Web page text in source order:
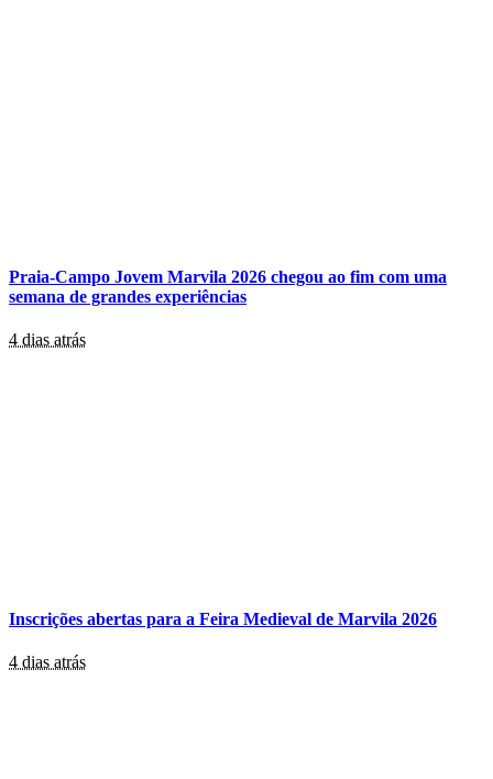
Praia-Campo Jovem Marvila 2026 chegou ao fim com uma
semana de grandes experiências
4 dias atrás
Inscrições abertas para a Feira Medieval de Marvila 2026
4 dias atrás